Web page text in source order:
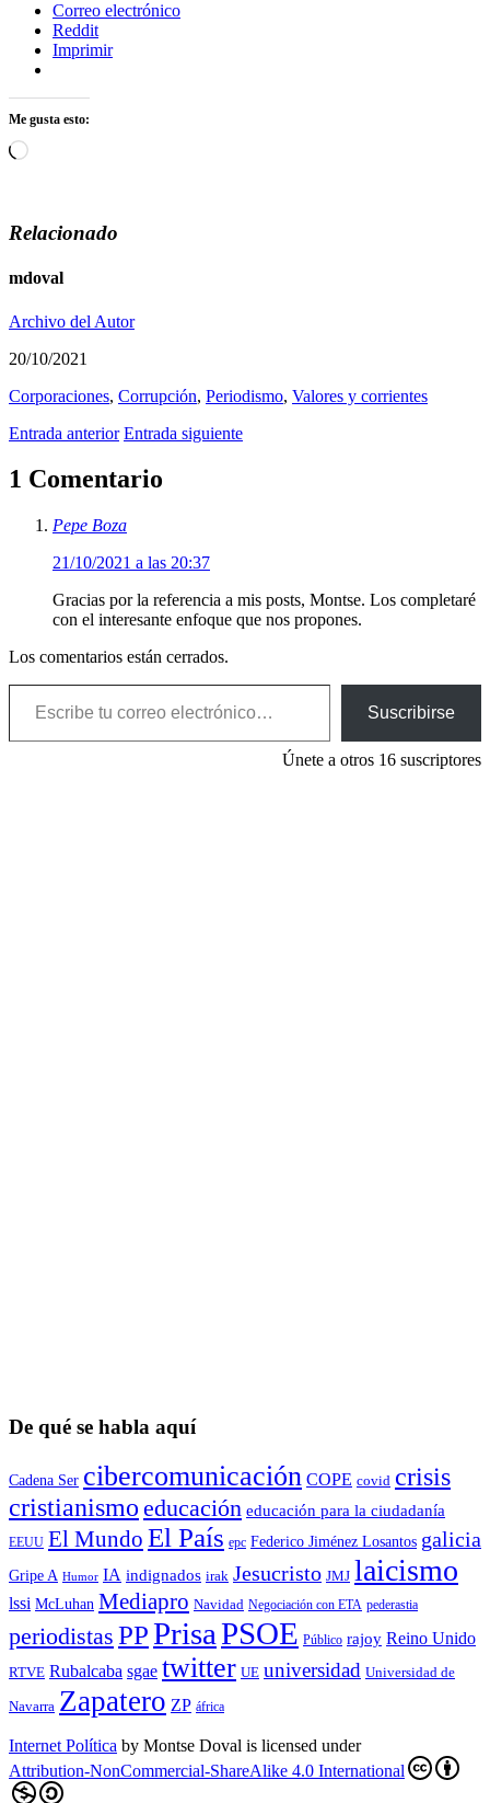
Correo electrónico
Reddit
Imprimir
Me gusta esto:
Cargando...
Relacionado
mdoval
Archivo del Autor
20/10/2021
Corporaciones, Corrupción, Periodismo, Valores y corrientes
Entrada anterior Entrada siguiente
1 Comentario
Pepe Boza
21/10/2021 a las 20:37
Gracias por la referencia a mis posts, Montse. Los completaré
con el interesante enfoque que nos propones.
Los comentarios están cerrados.
Escribe tu correo electrónico…
Suscribirse
Únete a otros 16 suscriptores
De qué se habla aquí
Cadena Ser cibercomunicación COPE covid crisis
cristianismo educación educación para la ciudadaní­a
EEUU El Mundo El País epc Federico Jiménez Losantos galicia
Gripe A Humor IA indignados irak Jesucristo JMJ laicismo
lssi McLuhan Mediapro Navidad Negociación con ETA pederastia
periodistas PPPrisaPSOE Público rajoy Reino Unido
RTVE Rubalcaba sgae twitter UE universidad Universidad de
Navarra Zapatero ZP áfrica
Internet Política by Montse Doval is licensed under
Attribution-NonCommercial-ShareAlike 4.0 International